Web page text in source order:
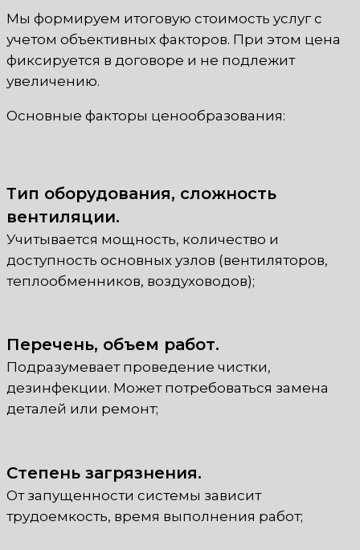
Мы формируем итоговую стоимость услуг с
учетом объективных факторов. При этом цена
фиксируется в договоре и не подлежит
увеличению.
Основные факторы ценообразования:
Тип оборудования, сложность
вентиляции.
Учитывается мощность, количество и
доступность основных узлов (вентиляторов,
теплообменников, воздуховодов);
Перечень, объем работ.
Подразумевает проведение чистки,
дезинфекции. Может потребоваться замена
деталей или ремонт;
Степень загрязнения.
От запущенности системы зависит
трудоемкость, время выполнения работ;